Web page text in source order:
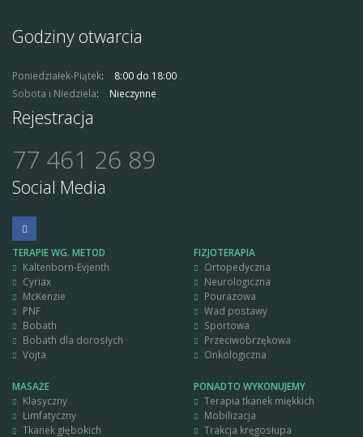
Godziny otwarcia
Poniedziałek-Piątek
8:00 do 18:00
Sobota i Niedziela
Nieczynne
Rejestracja
77 461 26 89
Social Media
TERAPIE WG. METOD
Kaltenborn-Evjenth
Cyriax
McKenzie
PNF
Bobath
Bobath dla dorosłych
Vojta
MASAŻE
Klasyczny
Limfatyczny
Tkanek głębokich
FIZJOTERAPIA
Ortopedyczna
Neurologiczna
Pourazowa
Wad postawy
Sportowa
Przeciwobrzękowa
Onkologiczna
PONADTO WYKONUJEMY
Terapia tkanek miękkich
Mobilizacja
Trakcja kręgosłupa